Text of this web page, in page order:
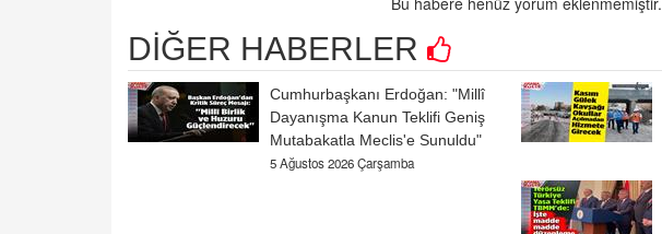
DİĞER HABERLER
Cumhurbaşkanı Erdoğan: "Millî
Dayanışma Kanun Teklifi Geniş
Mutabakatla Meclis'e Sunuldu"
5 Ağustos 2026 Çarşamba